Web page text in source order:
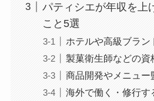
パティシエが年収を上
こと5選
ホテルや高級ブラン
製菓衛生師などの資
商品開発やメニュー
海外で働く・修行す